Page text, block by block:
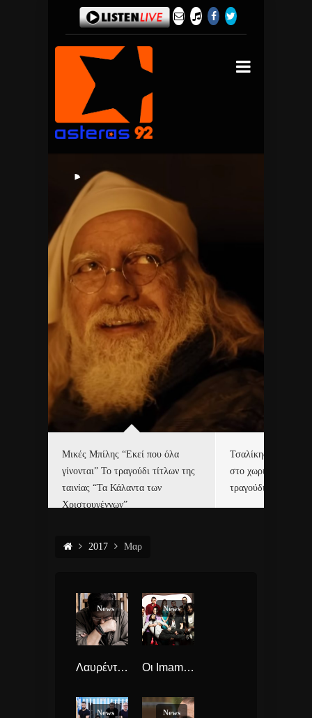
Μικές Μπίλης “Εκεί που όλα
γίνονται” Το τραγούδι τίτλων της
ταινίας “Τα Κάλαντα των
Χριστουγέννων”
Τσαλίκης,
στο χωριό του Άι
τραγούδι και video
2017 Μαρ
News
Λαυρέντης Μαχαιρίτσας και «Άλλαξαν Πολλά», νέος Δίσκος
News
Οι Imam Baildi είναι έτοιμοι να υποδεχθούν το νέο τους single.
News News